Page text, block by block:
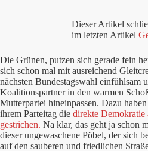
Dieser Artikel
im letzten Artikel
Die Grünen, putzen sich gerade fein
sich schon mal mit ausreichend
nächsten Bundestagswahl einfühlsam
Koalitionspartner in den warmen
Mutterpartei hineinpassen. Dazu
ihrem Parteitag die direkte Demokratie
gestrichen. Na klar, das geht ja schon
dieser ungewaschene Pöbel, der sich
auf den sauberen und friedlichen